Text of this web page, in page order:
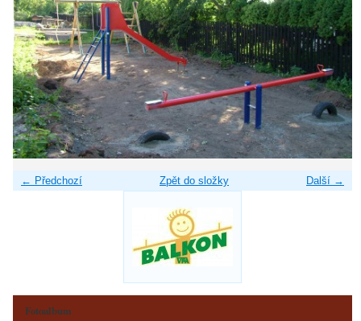
← Předchozí Další →
Zpět do složky
Fotoalbum